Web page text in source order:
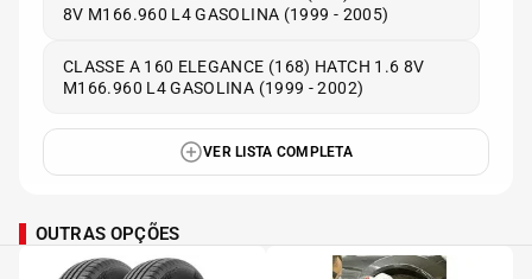
8V M166.960 L4 GASOLINA (1999 - 2005)
CLASSE A 160 ELEGANCE (168) HATCH 1.6 8V
M166.960 L4 GASOLINA (1999 - 2002)
VER LISTA COMPLETA
OUTRAS OPÇÕES